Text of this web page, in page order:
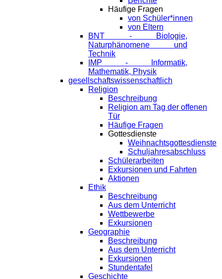
Häufige Fragen
von Schüler*innen
von Eltern
BNT - Biologie,
Naturphänomene und
Technik
IMP - Informatik,
Mathematik, Physik
gesellschaftswissenschaftlich
Religion
Beschreibung
Religion am Tag der offenen
Tür
Häufige Fragen
Gottesdienste
Weihnachtsgottesdienste
Schuljahresabschluss
Schülerarbeiten
Exkursionen und Fahrten
Aktionen
Ethik
Beschreibung
Aus dem Unterricht
Wettbewerbe
Exkursionen
Geographie
Beschreibung
Aus dem Unterricht
Exkursionen
Stundentafel
Geschichte